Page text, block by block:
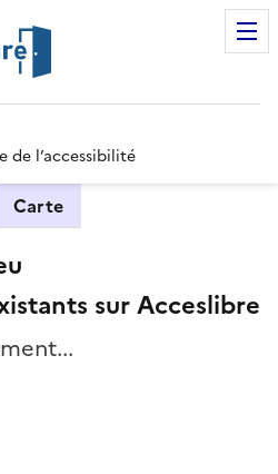
de l’accessibilité
Carte
sur Acceslibre